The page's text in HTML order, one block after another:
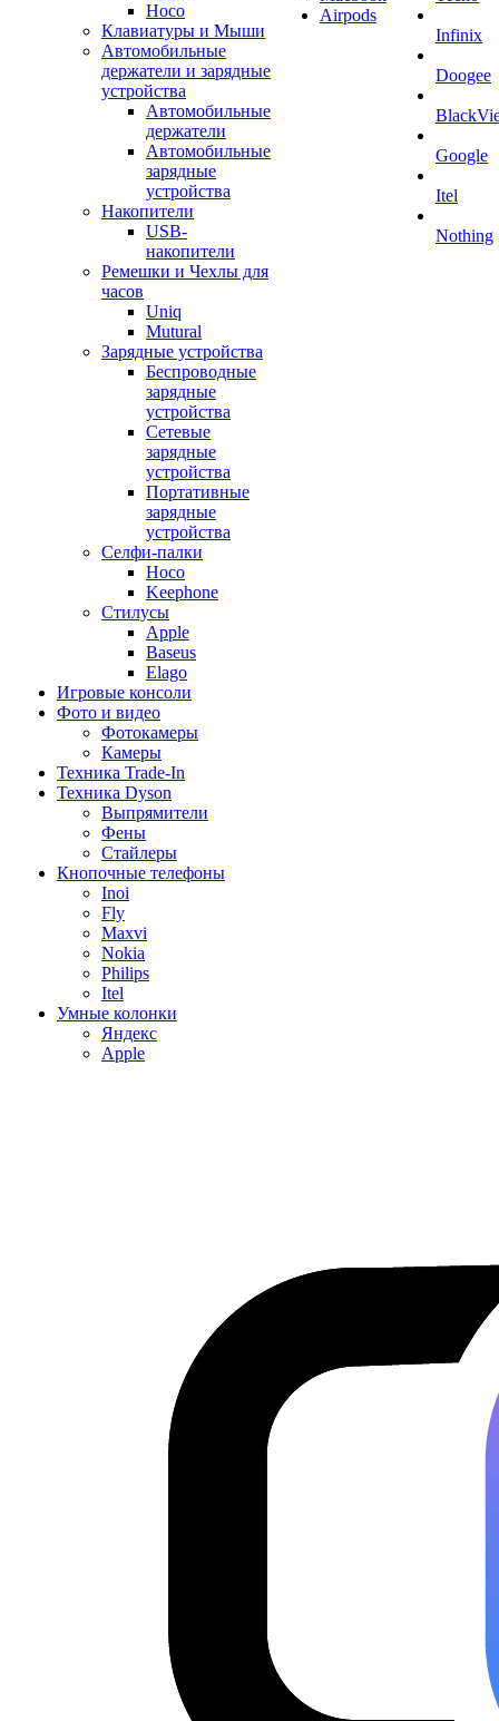
Hoco
Клавиатуры и Мыши
Автомобильные
держатели и зарядные
устройства
Автомобильные
держатели
Автомобильные
зарядные
устройства
Накопители
USB-
накопители
Ремешки и Чехлы для
часов
Uniq
Mutural
Зарядные устройства
Беспроводные
зарядные
устройства
Сетевые
зарядные
устройства
Портативные
зарядные
устройства
Селфи-палки
Hoco
Keephone
Стилусы
Apple
Baseus
Elago
Игровые консоли
Фото и видео
Фотокамеры
Камеры
Техника Trade-In
Техника Dyson
Выпрямители
Фены
Стайлеры
Кнопочные телефоны
Inoi
Fly
Maxvi
Nokia
Philips
Itel
Умные колонки
Яндекс
Apple
Airpods
Infinix
Doogee
Google
Itel
Nothing